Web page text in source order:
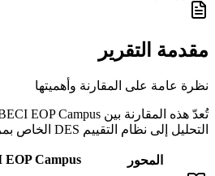
مقدمة التقرير
نظرة عامة على المقارنة وأهميتها
التحليل إلى نظام التقييم DES الخاص بمركز مهارات مباشرة، الذي يقيس كل معهد عبر 9 محاور موضوعية تشمل الجانب الأكاديمي والمرافق والإقامة والأكل والموقع والأمان وغيرها.
المحور Campus